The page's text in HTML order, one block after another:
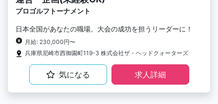
プロゴルフトーナメント
日本全国があなたの職場。大会の成功を担うリーダーに！
月給: 230,000円〜
兵庫県尼崎市西御園町119-3 株式会社ザ・ヘッドクォーターズ
気になる 求人詳細